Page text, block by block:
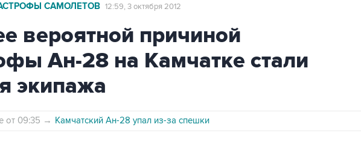
САМОЛЕТОВ 12:59, 3 октября 2012
вероятной причиной
Ан-28 на Камчатке стали
экипажа
от 09:35 → Камчатский Ан-28 упал из-за спешки